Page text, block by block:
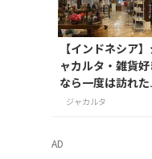
【インドネシア
ャカルタ・雑貨好
なら一度は訪れた
い！インドネシア
ジャカルタ
AD